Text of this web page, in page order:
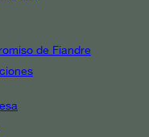
de Fiandre